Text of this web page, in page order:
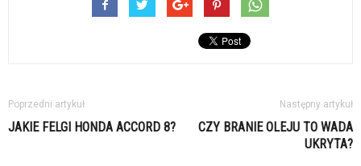
Poprzedni artykuł
JAKIE FELGI HONDA ACCORD 8?
Następny artykuł
CZY BRANIE OLEJU TO WADA
UKRYTA?